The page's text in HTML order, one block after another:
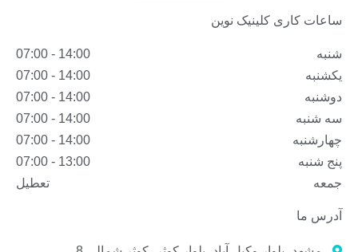
ساعات کاری کلینیک نوین
شنبه
14:00 - 07:00
یکشنبه
14:00 - 07:00
دوشنبه
14:00 - 07:00
سه شنبه
14:00 - 07:00
چهارشنبه
14:00 - 07:00
پنج شنبه
13:00 - 07:00
جمعه
تعطیل
آدرس ما